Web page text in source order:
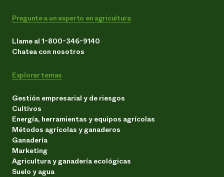
Pregunte a un experto en agricultura
Llame al 1-800-346-9140
Chatea con nosotros
Explorar temas
Gestión empresarial y de riesgos
Cultivos
Energía, herramientas y equipos agrícolas
Métodos agrícolas y ganaderos
Ganadería
Marketing
Agricultura y ganadería ecológicas
Suelo y agua